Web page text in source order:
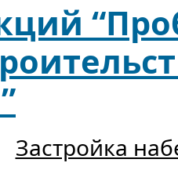
Застройка